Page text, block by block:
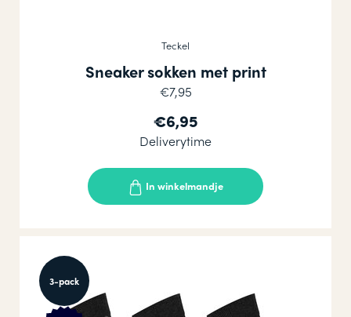
Teckel
Sneaker sokken met print
€7,95
€6,95
Deliverytime
In winkelmandje
3-pack